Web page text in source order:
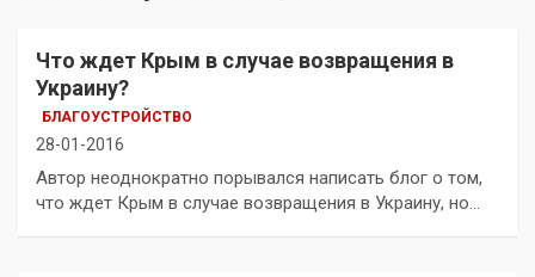
Что ждет Крым в случае возвращения в
Украину?
БЛАГОУСТРОЙСТВО
28-01-2016
Автор неоднократно порывался написать блог о том,
что ждет Крым в случае возвращения в Украину, но…